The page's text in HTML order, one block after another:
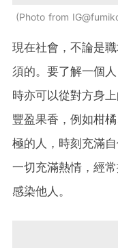
Photo from
現在社會，不論是
須的。要了解一個
時亦可以從對方身
豐盈果香，例如柑
極的人，時刻充滿
一切充滿熱情，經
感染他人。